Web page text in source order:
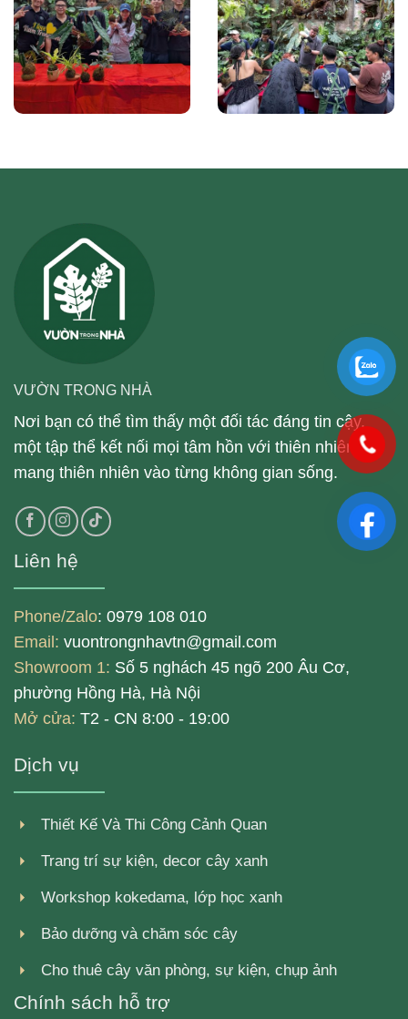
VƯỜN TRONG NHÀ
Nơi bạn có thể tìm thấy một đối tác đáng tin cậy,
một tập thể kết nối mọi tâm hồn với thiên nhiên,
mang thiên nhiên vào từng không gian sống.
Liên hệ
Phone/Zalo: 0979 108 010
Email: vuontrongnhavtn@gmail.com
Showroom 1: Số 5 nghách 45 ngõ 200 Âu Cơ,
phường Hồng Hà, Hà Nội
Mở cửa: T2 - CN 8:00 - 19:00
Dịch vụ
Thiết Kế Và Thi Công Cảnh Quan
Trang trí sự kiện, decor cây xanh
Workshop kokedama, lớp học xanh
Bảo dưỡng và chăm sóc cây
Cho thuê cây văn phòng, sự kiện, chụp ảnh
Chính sách hỗ trợ